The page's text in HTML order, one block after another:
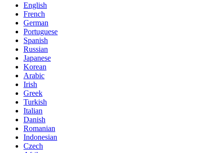
English
French
German
Portuguese
Spanish
Russian
Japanese
Korean
Arabic
Irish
Greek
Turkish
Italian
Danish
Romanian
Indonesian
Czech